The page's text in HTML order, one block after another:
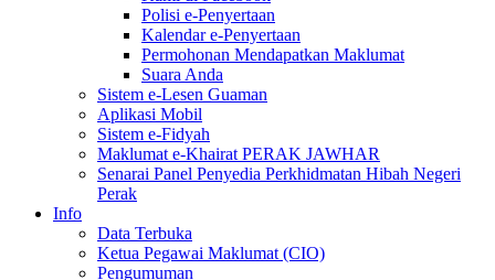
Polisi e-Penyertaan
Kalendar e-Penyertaan
Permohonan Mendapatkan Maklumat
Suara Anda
Sistem e-Lesen Guaman
Aplikasi Mobil
Sistem e-Fidyah
Maklumat e-Khairat PERAK JAWHAR
Senarai Panel Penyedia Perkhidmatan Hibah Negeri
Perak
Info
Data Terbuka
Ketua Pegawai Maklumat (CIO)
Pengumuman